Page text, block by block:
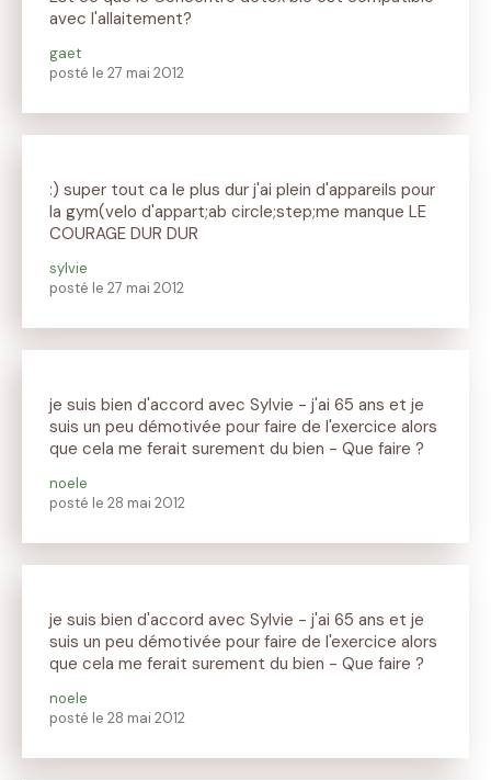
avec l'allaitement?
gaet
posté le 27 mai 2012
:) super tout ca le plus dur j'ai plein d'appareils pour
la gym(velo d'appart;ab circle;step;me manque LE
COURAGE DUR DUR
sylvie
posté le 27 mai 2012
je suis bien d'accord avec Sylvie - j'ai 65 ans et je
suis un peu démotivée pour faire de l'exercice alors
que cela me ferait surement du bien - Que faire ?
noele
posté le 28 mai 2012
je suis bien d'accord avec Sylvie - j'ai 65 ans et je
suis un peu démotivée pour faire de l'exercice alors
que cela me ferait surement du bien - Que faire ?
noele
posté le 28 mai 2012